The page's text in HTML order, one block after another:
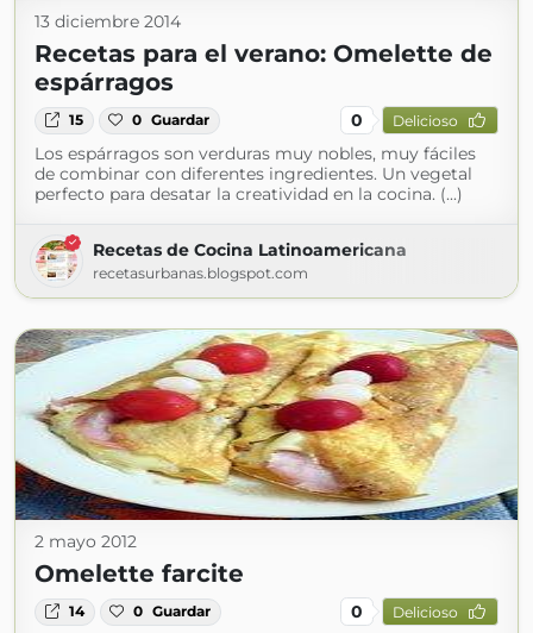
13 diciembre 2014
Recetas para el verano: Omelette de
espárragos
15 0 Guardar 0 Delicioso
Los espárragos son verduras muy nobles, muy fáciles
de combinar con diferentes ingredientes. Un vegetal
perfecto para desatar la creatividad en la cocina. (...)
Recetas de Cocina Latinoamericana
recetasurbanas.blogspot.com
2 mayo 2012
Omelette farcite
14 0 Guardar 0 Delicioso